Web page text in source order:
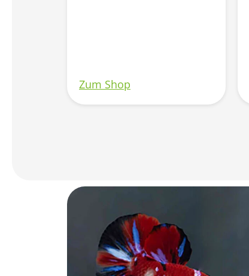
Zum Shop